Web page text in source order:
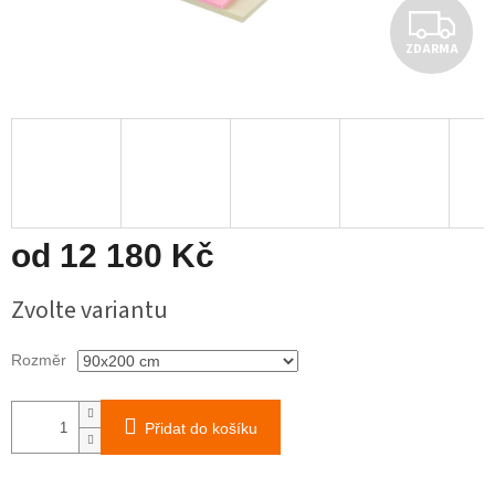
Z
D
A
ZDARMA
od 12 180 Kč
cena:
Zvolte variantu
Rozměr
Přidat do košíku